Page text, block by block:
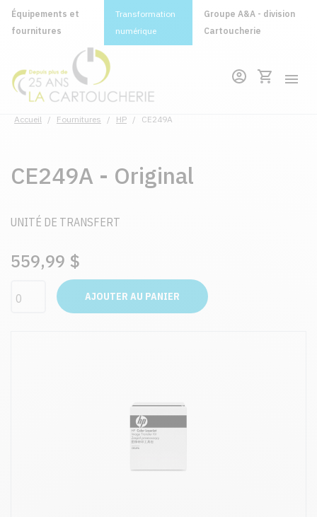
Équipements et
fournitures
Transformation
numérique
Groupe A&A - division
Cartoucherie
Accueil / Fournitures / HP / CE249A
CE249A - Original
UNITÉ DE TRANSFERT
559,99 $
AJOUTER AU PANIER